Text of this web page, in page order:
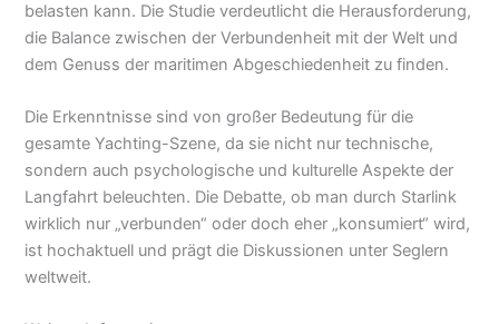
belasten kann. Die Studie verdeutlicht die Herausforderung,
die Balance zwischen der Verbundenheit mit der Welt und
dem Genuss der maritimen Abgeschiedenheit zu finden.
Die Erkenntnisse sind von großer Bedeutung für die
gesamte Yachting-Szene, da sie nicht nur technische,
sondern auch psychologische und kulturelle Aspekte der
Langfahrt beleuchten. Die Debatte, ob man durch Starlink
wirklich nur „verbunden“ oder doch eher „konsumiert“ wird,
ist hochaktuell und prägt die Diskussionen unter Seglern
weltweit.